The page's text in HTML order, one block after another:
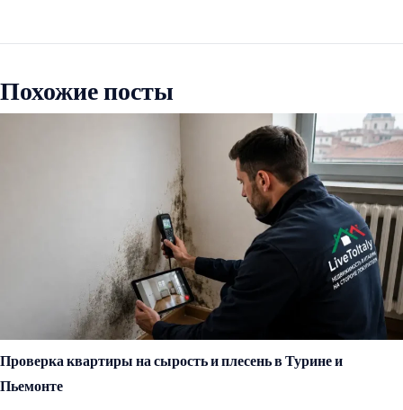
Похожие посты
Проверка квартиры на сырость и плесень в Турине и
Пьемонте